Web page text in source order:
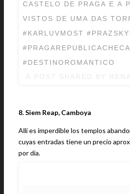
CASTELO DE PRAGA E A
VISTOS DE UMA DAS
#KARLUVMOST
#PRAGAREPUBLICACHECA
#DESTINOROMANTICO
8. Siem Reap, Camboya
Allí es imperdible los templos
cuyas entradas tiene un precio
por día.